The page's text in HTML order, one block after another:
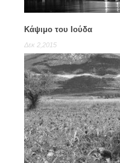
Κάψιμο του Ιούδα
Δεκ 2,2015